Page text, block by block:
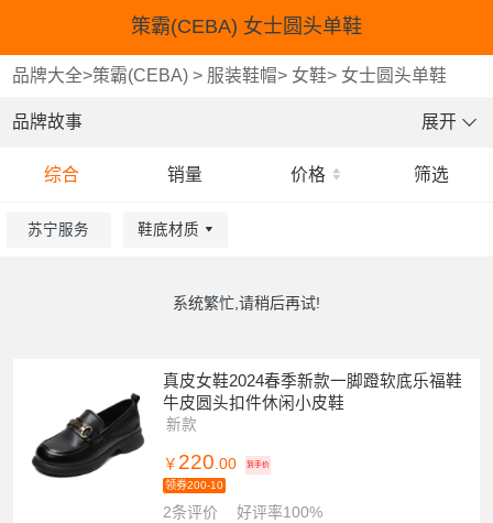
策霸(CEBA) 女士圆头单鞋
品牌大全>策霸(CEBA) > 服装鞋帽> 女鞋> 女士圆头单鞋
品牌故事 展开
综合 销量 价格 筛选
苏宁服务 鞋底材质
系统繁忙,请稍后再试!
真皮女鞋2024春季新款一脚蹬软底乐福鞋
牛皮圆头扣件休闲小皮鞋
新款
￥ 220.00 到手价
领券200-10
2条评价 好评率100%